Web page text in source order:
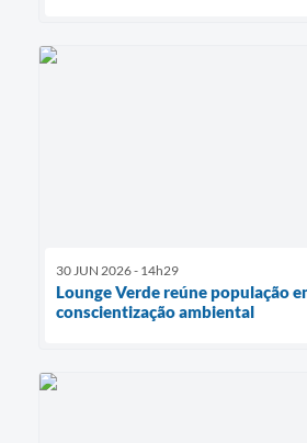
30 JUN 2026 - 14h29
Lounge Verde reúne população
conscientização ambiental